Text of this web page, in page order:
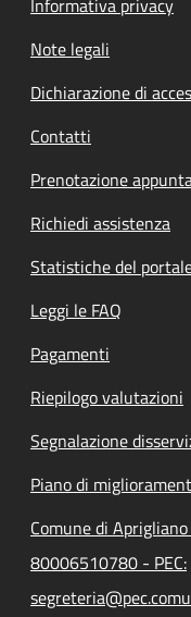
Note legali
Dichiarazione di
Contatti
Prenotazione
Richiedi assistenza
Statistiche del
Leggi le FAQ
Pagamenti
Riepilogo valutazioni
Segnalazione
Piano di
Comune di
80006510780 - PEC: